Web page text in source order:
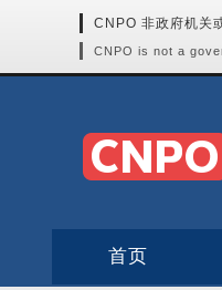
CNPO 非政府机关
CNPO is not a
首页